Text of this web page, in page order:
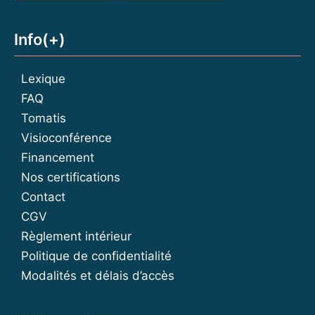
Info(+)
Lexique
FAQ
Tomatis
Visioconférence
Financement
Nos certifications
Contact
CGV
Règlement intérieur
Politique de confidentialité
Modalités et délais d’accès